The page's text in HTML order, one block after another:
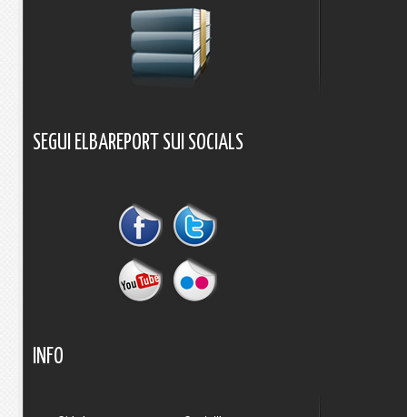
SEGUI ELBAREPORT SUI SOCIALS
INFO